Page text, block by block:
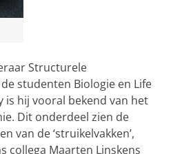
Structurele
studenten Biologie en Life
is hij vooral bekend van het
Dit onderdeel zien de
van de ‘struikelvakken’,
collega Maarten Linskens